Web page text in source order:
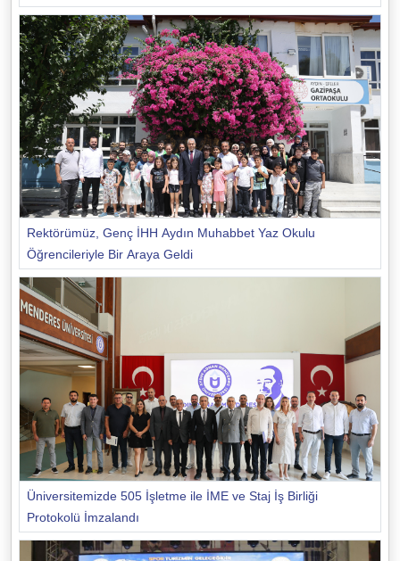
Rektörümüz, Genç İHH Aydın Muhabbet Yaz Okulu
Öğrencileriyle Bir Araya Geldi
Üniversitemizde 505 İşletme ile İME ve Staj İş Birliği
Protokolü İmzalandı